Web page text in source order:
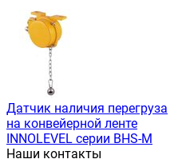
Датчик наличия перегруза
на конвейерной ленте
INNOLEVEL серии BHS-M
Наши контакты